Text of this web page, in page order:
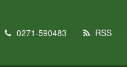
0271-590483 RSS